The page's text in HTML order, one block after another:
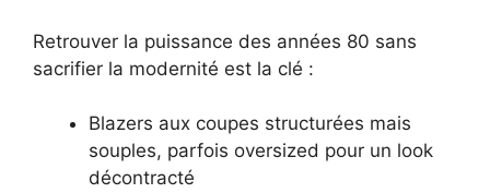
Retrouver la puissance des années 80 sans
sacrifier la modernité est la clé :
Blazers aux coupes structurées mais
souples, parfois oversized pour un look
décontracté